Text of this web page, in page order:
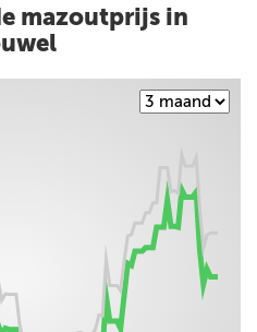
mazoutprijs in